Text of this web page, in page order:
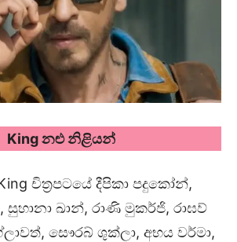
Kingනළු නිළියන්
චිත්‍රපටයේ දීපිකා පදුකෝන්,
ඛාන්, රාණි මුකර්ජි, රාඝව්
සෞරබ් ශුක්ලා, අභය වර්මා,